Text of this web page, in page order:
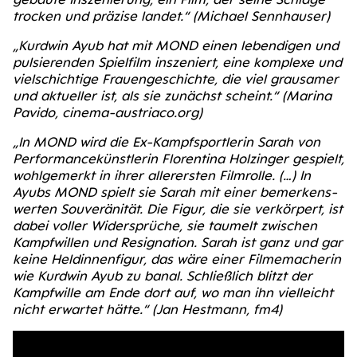
tro­cken und prä­zi­se lan­det.“ (Micha­el Sennhauser)
„Kurdwin Ayub hat mit MOND einen leben­di­gen und
pul­sie­ren­den Spiel­film insze­niert, eine kom­ple­xe und
viel­schich­ti­ge Frau­en­geschich­te, die viel grau­sa­mer
und aktu­el­ler ist, als sie zunächst scheint.“ (Mari­na
Pavi­do, cine​ma​-aus​tria​co​.org)
„In MOND wird die Ex-Kampf­sport­le­rin Sarah von
Per­for­mance­künst­le­rin Flo­ren­ti­na Holz­in­ger gespielt,
wohl­ge­merkt in ihrer aller­ers­ten Film­rol­le. (…) In
Ayubs MOND spielt sie Sarah mit einer bemer­kens­
wer­ten Sou­ve­rä­ni­tät. Die Figur, die sie ver­kör­pert, ist
dabei vol­ler Wider­sprü­che, sie tau­melt zwi­schen
Kampf­wil­len und Resi­gna­ti­on. Sarah ist ganz und gar
kei­ne Hel­din­nen­fi­gur, das wäre einer Fil­me­ma­che­rin
wie Kurdwin Ayub zu banal. Schließ­lich blitzt der
Kampf­wil­le am Ende dort auf, wo man ihn viel­leicht
nicht erwar­tet hät­te.“ (Jan Hest­mann, fm4)